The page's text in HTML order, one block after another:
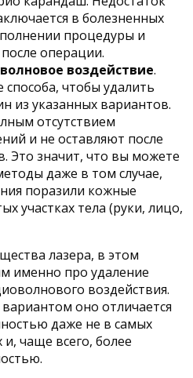
в болезненных
процедуры и
операции.
воздействие.
чтобы удалить
из указанных вариантов.
отсутствием
и не оставляют после
Это значит, что вы можете
даже в том случае,
поразили кожные
участках тела (руки, лицо,
лазера, в этом
именно про удаление
воздействия.
оно отличается
даже не в самых
чаще всего, более